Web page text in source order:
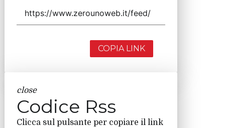
COPIA LINK
close
Codice Rss
Clicca sul pulsante per copiare il link